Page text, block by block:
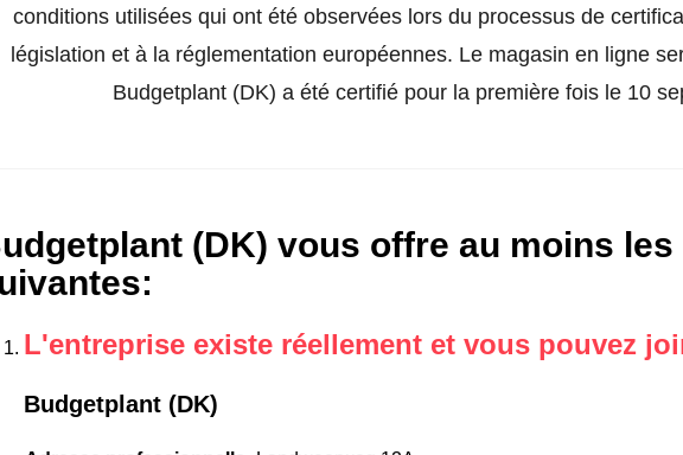
conditions utilisées qui ont été observées lors du processus de
législation et à la réglementation européennes. Le magasin en ligne
Budgetplant (DK) a été certifié pour la première fois le 10
(DK) vous offre au moins
:
L'entreprise existe réellement et vous pouvez
Budgetplant (DK)